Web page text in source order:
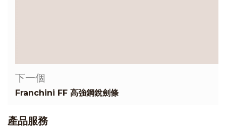
下一個
Franchini FF 高強鋼銳劍條
產品服務